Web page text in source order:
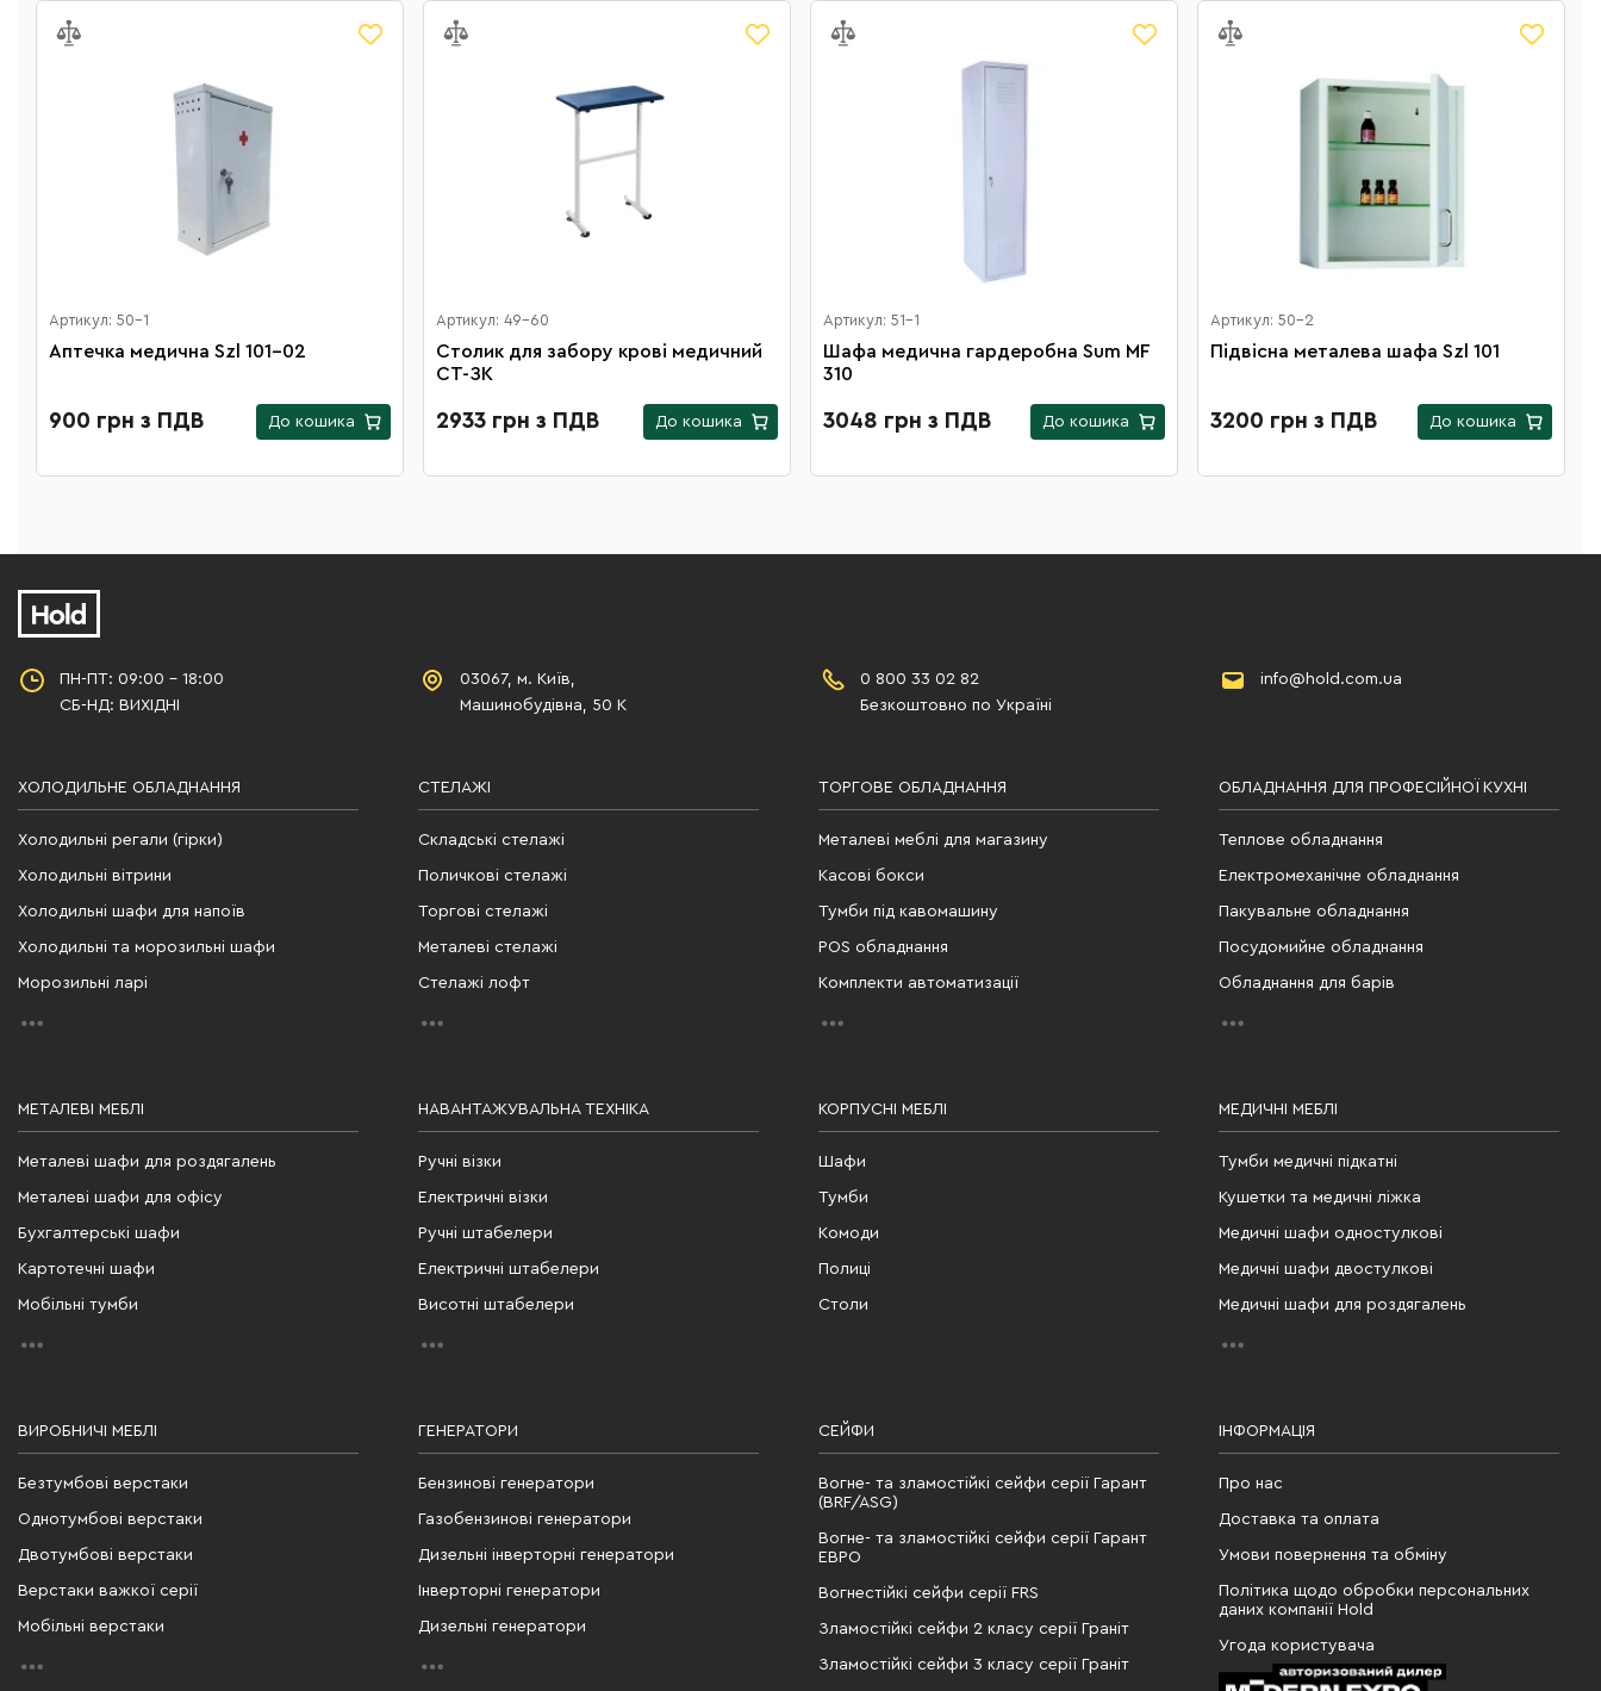
Артикул: 50-1
Аптечка медична Szl 101-02
900 грн з ПДВ До кошика
Артикул: 49-60
Столик для забору крові медичний
СТ-ЗК
2933 грн з ПДВ До кошика
Артикул: 51-1
Шафа медична гардеробна Sum MF
310
3048 грн з ПДВ До кошика
Артикул: 50-2
Підвісна металева шафа Szl 101
3200 грн з ПДВ До кошика
ПН-ПТ: 09:00 - 18:00
СБ-НД: ВИХІДНІ
03067, м. Київ,
Машинобудівна, 50 К
0 800 33 02 82
Безкоштовно по Україні
info@hold.com.ua
ХОЛОДИЛЬНЕ ОБЛАДНАННЯ
Холодильні регали (гірки)
Холодильні вітрини
Холодильні шафи для напоїв
Холодильні та морозильні шафи
Морозильні ларі
СТЕЛАЖІ
Складські стелажі
Поличкові стелажі
Торгові стелажі
Металеві стелажі
Стелажі лофт
ТОРГОВЕ ОБЛАДНАННЯ
Металеві меблі для магазину
Касові бокси
Тумби під кавомашину
POS обладнання
Комплекти автоматизації
ОБЛАДНАННЯ ДЛЯ ПРОФЕСІЙНОЇ КУХНІ
Теплове обладнання
Електромеханічне обладнання
Пакувальне обладнання
Посудомийне обладнання
Обладнання для барів
МЕТАЛЕВІ МЕБЛІ
Металеві шафи для роздягалень
Металеві шафи для офісу
Бухгалтерські шафи
Картотечні шафи
Мобільні тумби
НАВАНТАЖУВАЛЬНА ТЕХНІКА
Ручні візки
Електричні візки
Ручні штабелери
Електричні штабелери
Висотні штабелери
КОРПУСНІ МЕБЛІ
Шафи
Тумби
Комоди
Полиці
Столи
МЕДИЧНІ МЕБЛІ
Тумби медичні підкатні
Кушетки та медичні ліжка
Медичні шафи одностулкові
Медичні шафи двостулкові
Медичні шафи для роздягалень
ВИРОБНИЧІ МЕБЛІ
Безтумбові верстаки
Однотумбові верстаки
Двотумбові верстаки
Верстаки важкої серії
Мобільні верстаки
ГЕНЕРАТОРИ
Бензинові генератори
Газобензинові генератори
Дизельні інверторні генератори
Інверторні генератори
Дизельні генератори
СЕЙФИ
Вогне- та зламостійкі сейфи серії Гарант
(BRF/ASG)
Вогне- та зламостійкі сейфи серії Гарант
ЕВРО
Вогнестійкі сейфи серії FRS
Зламостійкі сейфи 2 класу серії Граніт
Зламостійкі сейфи 3 класу серії Граніт
ІНФОРМАЦІЯ
Про нас
Доставка та оплата
Умови повернення та обміну
Політика щодо обробки персональних
даних компанії Hold
Угода користувача